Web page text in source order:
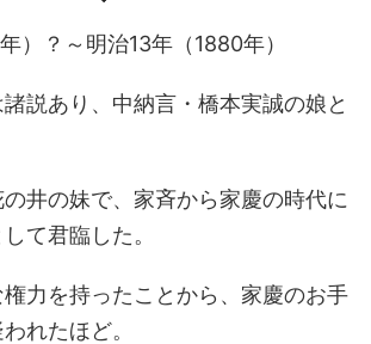
）？～明治13年（1880年）
説あり、中納言・橋本実誠の娘と
井の妹で、家斉から家慶の時代に
て君臨した。
力を持ったことから、家慶のお手
れたほど。